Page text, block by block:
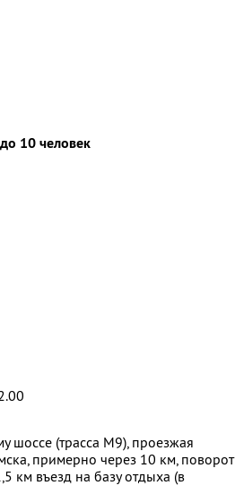
10 человек
шоссе (трасса М9), проезжая
примерно через 10 км, поворот
км въезд на базу отдыха (в